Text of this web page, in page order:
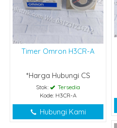
Timer Omron H3CR-A
*Harga Hubungi CS
Stok:
Tersedia
Kode: H3CR-A
Hubungi Kami